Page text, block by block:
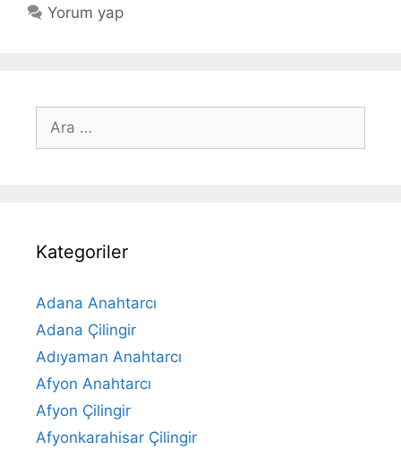
Yorum yap
için
Kategoriler
Adana Anahtarcı
Adana Çilingir
Adıyaman Anahtarcı
Afyon Anahtarcı
Afyon Çilingir
Afyonkarahisar Çilingir